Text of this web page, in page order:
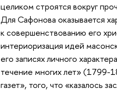
целиком строятся вокруг
Для Сафонова оказывается
к совершенствованию его
интериоризация идей
его записях личного
течение многих лет» (1799-
газет», того, что «казалось